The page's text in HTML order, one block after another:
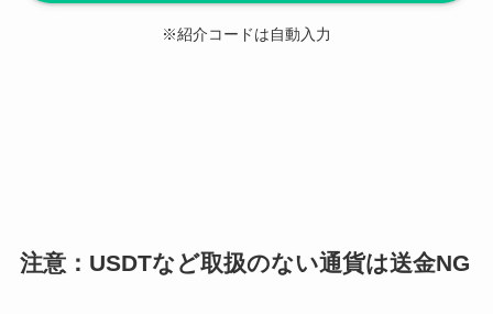
※紹介コードは自動入力
注意：USDTなど取扱のない通貨は送金NG